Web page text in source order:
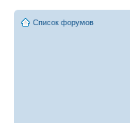
Список форумов